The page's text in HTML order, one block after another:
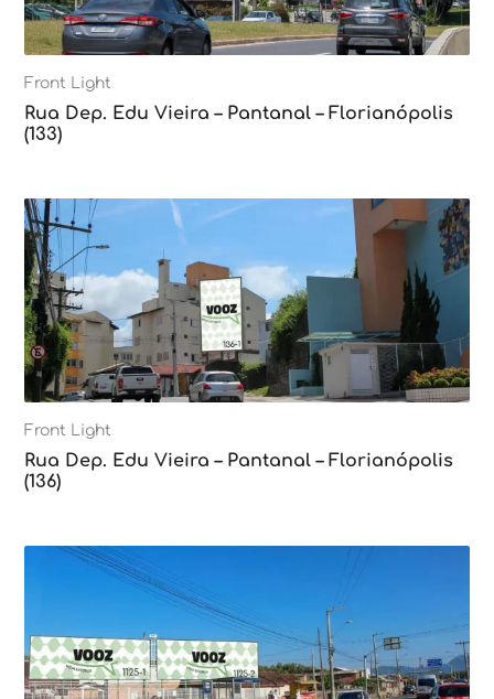
Front Light
Rua Dep. Edu Vieira – Pantanal – Florianópolis
(133)
Front Light
Rua Dep. Edu Vieira – Pantanal – Florianópolis
(136)